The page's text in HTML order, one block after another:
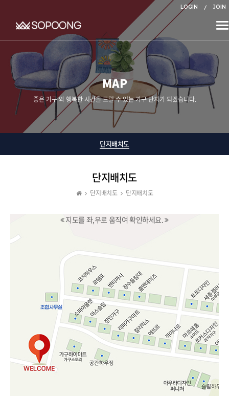
LOGIN JOIN
MAP
좋은 가구 와 행복한 시간을 드릴 수 있는 가구 단지가 되겠습니다.
단지배치도
단지배치도
단지배치도 단지배치도
지도를 좌,우로 움직여 확인하세요.